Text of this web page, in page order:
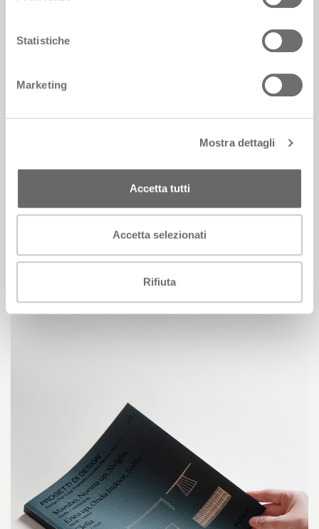
Statistiche
Marketing
Mostra dettagli
Accetta tutti
Accetta selezionati
Rifiuta
Riconosciuto l’impegno Pianca in conformità ai
requisiti della normativa UNI/PdR 125:2022